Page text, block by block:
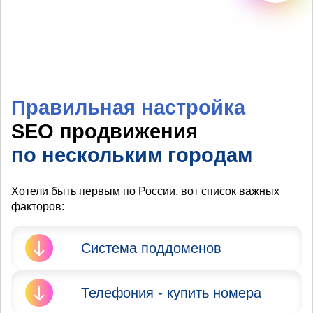
Правильная настройка
SEO продвижения
по нескольким городам
Хотели быть первым по России, вот список важных
факторов:
Система поддоменов
Яндекс и Google запрещают
продвижение сайта в
Телефония - купить номера